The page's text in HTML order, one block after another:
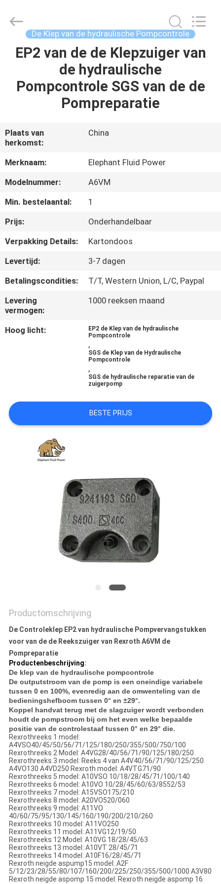
HUIS
PRODUCTEN
ONS
FABRIEKSREIS
KWALITEITSCONTROLE
CONTACTEER
ONS
NIEUWS
GEVALLEN
SITEMAP
Fluid
Power
Reserved.
De Klep van de hydraulische Pompcontrole
EP2 van de de Klepzuiger van
de hydraulische
Pompcontrole SGS van de de
Pompreparatie
Plaats van
herkomst:
China
Merknaam:
Elephant Fluid Power
Modelnummer:
A6VM
Min. bestelaantal:
1
Prijs:
Onderhandelbaar
Verpakking Details:
Kartondoos
Levertijd:
3-7 dagen
Betalingscondities:
T/T, Western Union, L/C, Paypal
Levering
vermogen:
1000 reeksen maand
Hoog licht:
EP2 de Klep van de hydraulische
Pompcontrole
,
SGS de Klep van de Hydraulische
Pompcontrole
,
SGS de hydraulische reparatie van de
zuigerpomp
BESTE PRIJS
Productomschrijving
De Controleklep EP2 van hydraulische Pompvervangstukken
voor van de de Reekszuiger van Rexroth A6VM de
Pompreparatie
Productenbeschrijving:
De klep van de hydraulische pompcontrole
De outputstroom van de pomp is een oneindige variabele
tussen 0 en 100%, evenredig aan de omwenteling van de
bedieningshefboom tussen 0° en ±29°.
Koppel handvat terug met de slagzuiger wordt verbonden
houdt de pompstroom bij om het even welke bepaalde
positie van de controlestaaf tussen 0° en 29° die.
Rexrothreeks 1 model:
A4VSO40/45/50/56/71/125/180/250/355/500/750/100
Rexrothreeks 2 Model: A4VG28/40/56/71/90/125/180/250
Rexrothreeks 3 model: Reeks 4 van A4V40/56/71/90/125/250
A4VO130 A4VD250 Rexroth model: A4VTG71/90
Rexrothreeks 5 model: A10VSO 10/18/28/45/71/100/140
Rexrothreeks 6 model: A10VO 10/28/45/60/63/8552/53
Rexrothreeks 7 model: A15VSO175/210
Rexrothreeks 8 model: A20VO520/060
Rexrothreeks 9 model: A11VO
40/60/75/95/130/145/160/190/200/210/260
Rexrothreeks 10 model: A11VO250
Rexrothreeks 11 model: A11VG12/19/50
Rexrothreeks 12 Model: A10VG 18/28/45/63
Rexrothreeks 13 model: A10VT 28/45/71
Rexrothreeks 14 model: A10F16/28/45/71
Rexroth neigde aspump15 model: A2F
5/12/23/28/55/80/107/160/200/225/250/355/500/1000 A3V80
Rexroth neigde aspomp 15 model: Rexroth neigde aspomp 16